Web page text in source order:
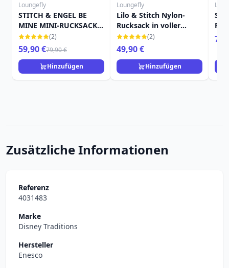
Loungefly
STITCH & ENGEL BE
MINE MINI-RUCKSACK -
DISNEY LOUNGEFLY
(2)
59,90 €79,90 €
Hinzufügen
Loungefly
Lilo & Stitch Nylon-
Rucksack in voller
Größe – Disney
Loungefly
(2)
49,90 €
Hinzufügen
Zusätzliche Informationen
Referenz
4031483
Marke
Disney Traditions
Hersteller
Enesco